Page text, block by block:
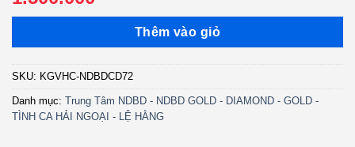
Thêm vào giỏ
SKU: KGVHC-NDBDCD72
Danh mục: Trung Tâm NDBD - NDBD GOLD - DIAMOND - GOLD -
TÌNH CA HẢI NGOẠI - LỆ HẰNG